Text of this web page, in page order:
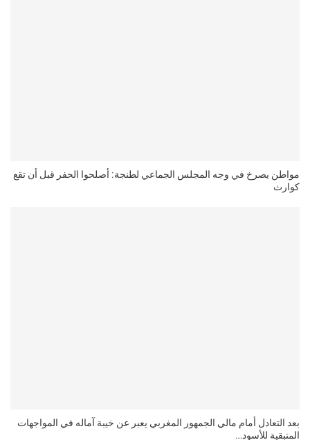
مواطن يصرخ في وجه المجلس الجماعي لطنجة: أصلحوا الحفر قبل أن تقع
كوارث
بعد التعادل أمام مالي الجمهور المغربي يعبر عن خيبة آماله في المواجهات
المتبقية للأسود…